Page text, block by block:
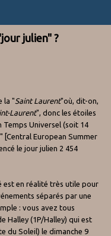
julien" ?
la "Saint Laurent"où, dit-on,
Laurent", donc les étoiles
Temps Universel (soit 14
[Central European Summer
le jour julien 2 454
est en réalité très utile pour
séparés par une
: vous avez tous
Halley (1P/Halley) qui est
du Soleil) le dimanche 9